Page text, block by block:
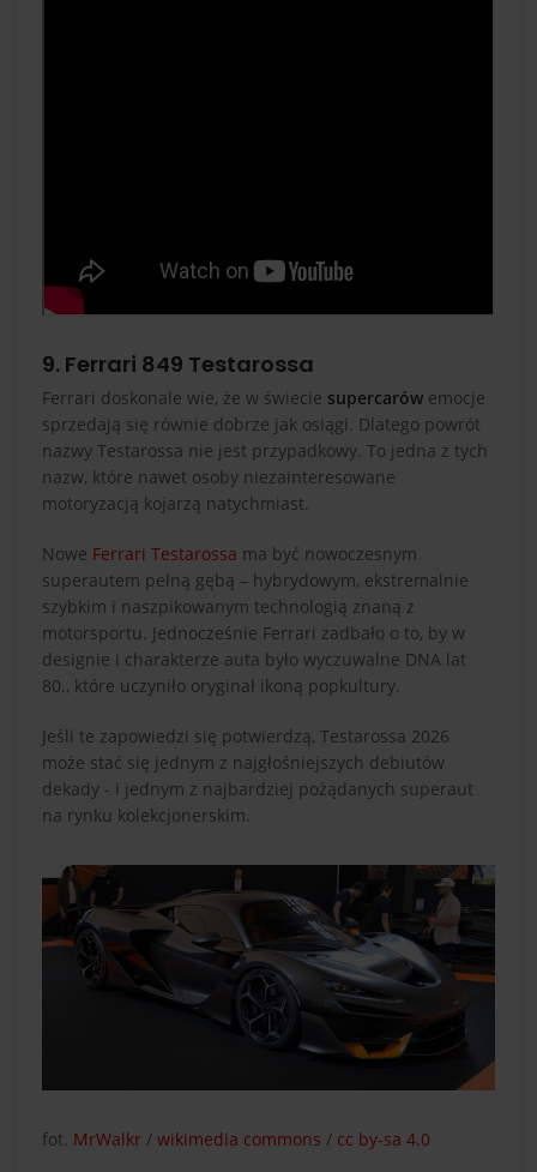
9. Ferrari 849 Testarossa
Ferrari doskonale wie, że w świecie supercarów emocje
sprzedają się równie dobrze jak osiągi. Dlatego powrót
nazwy Testarossa nie jest przypadkowy. To jedna z tych
nazw, które nawet osoby niezainteresowane
motoryzacją kojarzą natychmiast.
Nowe Ferrari Testarossa ma być nowoczesnym
superautem pełną gębą – hybrydowym, ekstremalnie
szybkim i naszpikowanym technologią znaną z
motorsportu. Jednocześnie Ferrari zadbało o to, by w
designie i charakterze auta było wyczuwalne DNA lat
80., które uczyniło oryginał ikoną popkultury.
Jeśli te zapowiedzi się potwierdzą, Testarossa 2026
może stać się jednym z najgłośniejszych debiutów
dekady - i jednym z najbardziej pożądanych superaut
na rynku kolekcjonerskim.
fot. MrWalkr / wikimedia commons / cc by-sa 4.0